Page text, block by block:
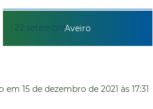
22 setembroAveiro
em 15 de dezembro de 2021 às 17:31